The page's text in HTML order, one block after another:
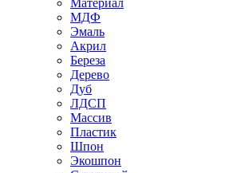
Материал
МДФ
Эмаль
Акрил
Береза
Дерево
Дуб
ЛДСП
Массив
Пластик
Шпон
Экошпон